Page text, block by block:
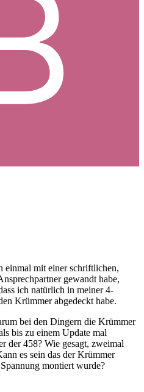
einmal mit einer schriftlichen,
gewandt habe,
ich natürlich in meiner 4-
Krümmer abgedeckt habe.
bei den Dingern die Krümmer
bis zu einem Update mal
der 458? Wie gesagt, zweimal
es sein das der Krümmer
montiert wurde?